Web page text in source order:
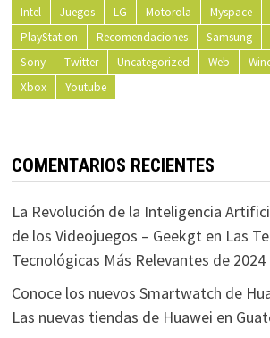
Intel
Juegos LG Motorola Myspace
PlayStation
Recomendaciones Samsung
Sony
Twitter Uncategorized Web
Xbox
Youtube
COMENTARIOS RECIENTES
La Revolución de la Inteligencia
de los Videojuegos – Geekgten Las
Tecnológicas Más Relevantes de 2024
Conoce los nuevos Smartwatch de
Las nuevas tiendas de Huawei en